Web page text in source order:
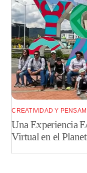
CREATIVIDAD Y
Una Experiencia
Virtual en el